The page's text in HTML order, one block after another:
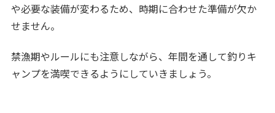
や必要な装備が変わるため、時期に合わせた準備が欠か
せません。
禁漁期やルールにも注意しながら、年間を通して釣りキ
ャンプを満喫できるようにしていきましょう。